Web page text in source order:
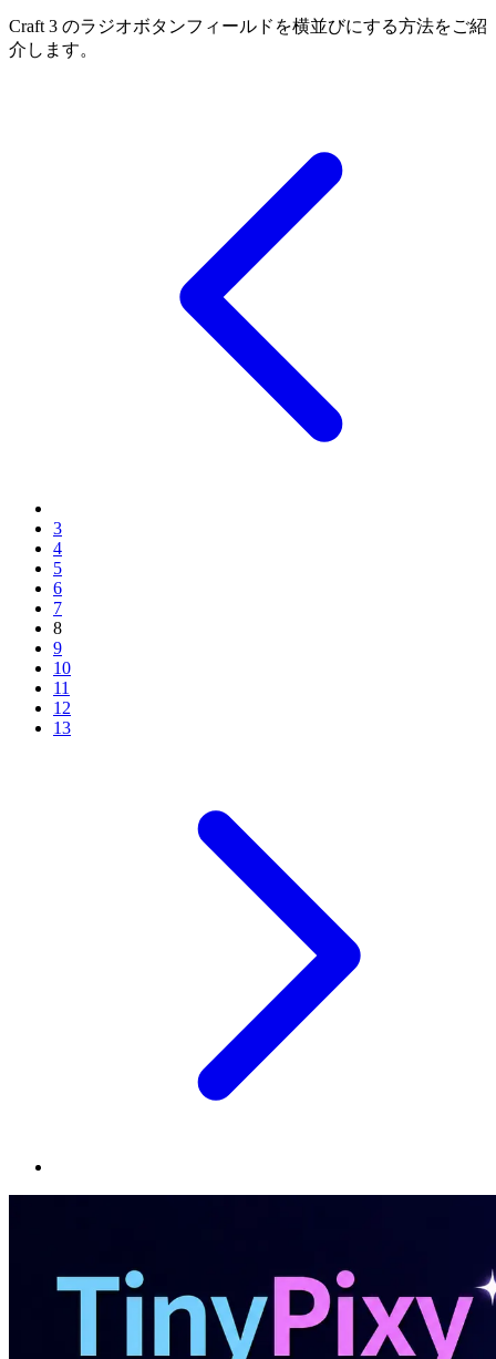
Craft 3 のラジオボタンフィールドを横並びにする方法をご紹
介します。
3
4
5
6
7
8
9
10
11
12
13